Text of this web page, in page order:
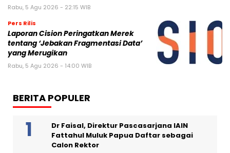
Rabu, 5 Agu 2026 - 22:15 WIB
Pers Rilis
Laporan Cision Peringatkan Merek
tentang ‘Jebakan Fragmentasi Data’
yang Merugikan
Rabu, 5 Agu 2026 - 14:00 WIB
BERITA POPULER
Dr Faisal, Direktur Pascasarjana IAIN
Fattahul Muluk Papua Daftar sebagai
Calon Rektor